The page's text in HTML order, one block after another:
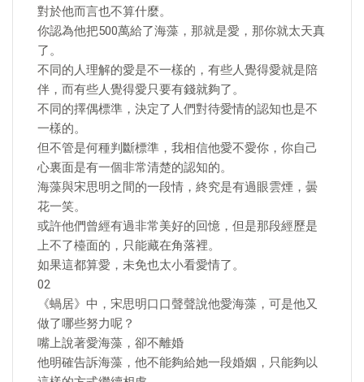
對於他而言也不算什麼。
你認為他把500萬給了海藻，那就是愛，那你就太天真
了。
不同的人理解的愛是不一樣的，有些人覺得愛就是陪
伴，而有些人覺得愛只要有錢就夠了。
不同的擇偶標準，決定了人們對待愛情的認知也是不
一樣的。
但不管是何種判斷標準，我相信他愛不愛你，你自己
心裏面是有一個非常清楚的認知的。
海藻與宋思明之間的一段情，終究是有過眼雲煙，曇
花一笑。
或許他們曾經有過非常美好的回憶，但是那段經歷是
上不了檯面的，只能藏在角落裡。
如果這都算愛，未免也太小看愛情了。
02
《蝸居》中，宋思明口口聲聲說他愛海藻，可是他又
做了哪些努力呢？
嘴上說著愛海藻，卻不離婚
他明確告訴海藻，他不能夠給她一段婚姻，只能夠以